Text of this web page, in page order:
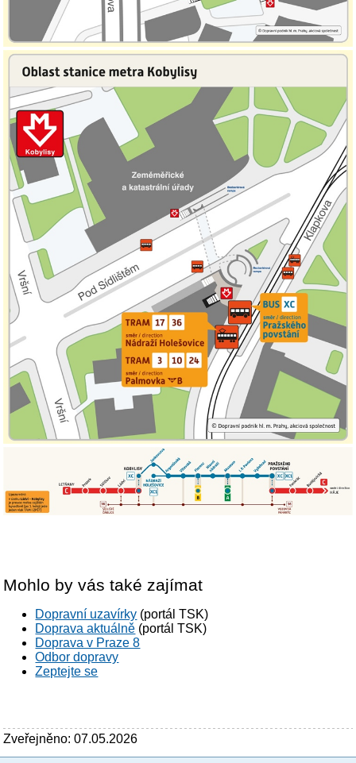
Mohlo by vás také zajímat
Dopravní uzavírky (portál TSK)
Doprava aktuálně (portál TSK)
Doprava v Praze 8
Odbor dopravy
Zeptejte se
Zveřejněno: 07.05.2026